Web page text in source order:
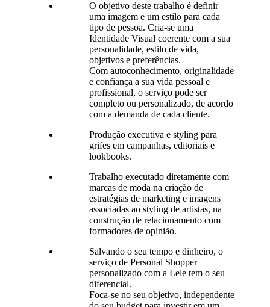
O objetivo deste trabalho é definir
uma imagem e um estilo para cada
tipo de pessoa. Cria-se uma
Identidade Visual coerente com a sua
personalidade, estilo de vida,
objetivos e preferências.
Com autoconhecimento, originalidade
e confiança a sua vida pessoal e
profissional, o serviço pode ser
completo ou personalizado, de acordo
com a demanda de cada cliente.
Produção executiva e styling para
grifes em campanhas, editoriais e
lookbooks.
Trabalho executado diretamente com
marcas de moda na criação de
estratégias de marketing e imagens
associadas ao styling de artistas, na
construção de relacionamento com
formadores de opinião.
Salvando o seu tempo e dinheiro, o
serviço de Personal Shopper
personalizado com a Lele tem o seu
diferencial.
Foca-se no seu objetivo, independente